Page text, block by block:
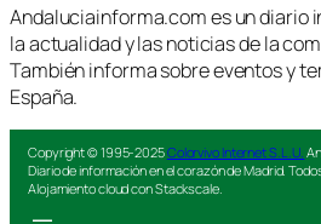
Andaluciainforma.com es un diario
la actualidad y las noticias de la
También informa sobre eventos y
España.
Copyright © 1995-2025Colorvivo Internet S.L.U.
Diario de información en el corazón de Madrid.
Alojamiento cloud con Stackscale.